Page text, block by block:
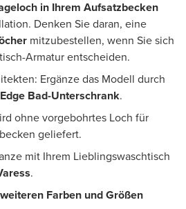
in Ihrem Aufsatzbecken
Denken Sie daran, eine
mitzubestellen, wenn Sie sich
Armatur entscheiden.
Ergänze das Modell durch
Bad-Unterschrank.
ohne vorgebohrtes Loch für
geliefert.
mit Ihrem Lieblingswaschtisch
.
weiteren Farben und Größen